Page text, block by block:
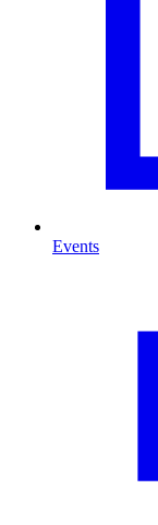
Events